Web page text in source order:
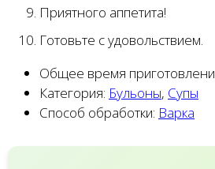
Приятного аппетита!
Готовьте с удовольствием.
Общее время
Категория: Бульоны, Супы
Способ обработки: Варка